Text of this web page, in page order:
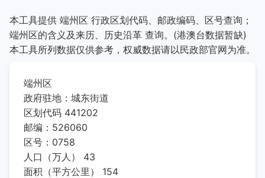
本工具提供 端州区 行政区划代码、邮政编码、区号查询；
端州区的含义及来历、历史沿革 查询。(港澳台数据暂缺)
本工具所列数据仅供参考，权威数据请以民政部官网为准。
端州区
政府驻地：城东街道
区划代码 441202
邮编：526060
区号：0758
人口（万人） 43
面积（平方公里） 154